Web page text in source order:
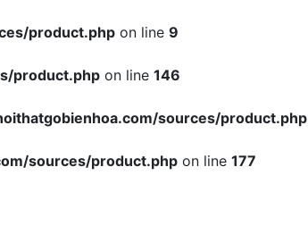
product.php on line 9
product.php on line 146
sources/product.php
sources/product.php on line 177